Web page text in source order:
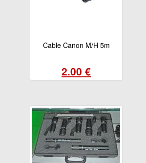
Cable Canon M/H 5m
2.00 €